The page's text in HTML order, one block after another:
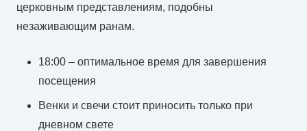
церковным представлениям, подобны
незаживающим ранам.
18:00 – оптимальное время для завершения
посещения
Венки и свечи стоит приносить только при
дневном свете